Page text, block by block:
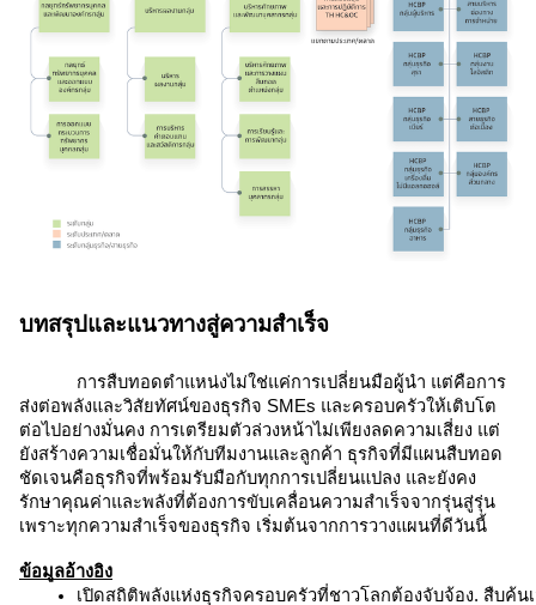
บทสรุปและแนวทางสู่ความสำเร็จ
การสืบทอดตำแหน่งไม่ใช่แค่การเปลี่ยนมือผู้นำ แต่คือการ
ส่งต่อพลังและวิสัยทัศน์ของธุรกิจ SMEs และครอบครัวให้เติบโต
ต่อไปอย่างมั่นคง การเตรียมตัวล่วงหน้าไม่เพียงลดความเสี่ยง แต่
ยังสร้างความเชื่อมั่นให้กับทีมงานและลูกค้า ธุรกิจที่มีแผนสืบทอด
ชัดเจนคือธุรกิจที่พร้อมรับมือกับทุกการเปลี่ยนแปลง และยังคง
รักษาคุณค่าและพลังที่ต้องการขับเคลื่อนความสำเร็จจากรุ่นสู่รุ่น
เพราะทุกความสำเร็จของธุรกิจ เริ่มต้นจากการวางแผนที่ดีวันนี้
ข้อมูลอ้างอิง
เปิดสถิติพลังแห่งธุรกิจครอบครัวที่ชาวโลกต้องจับจ้อง. สืบค้น